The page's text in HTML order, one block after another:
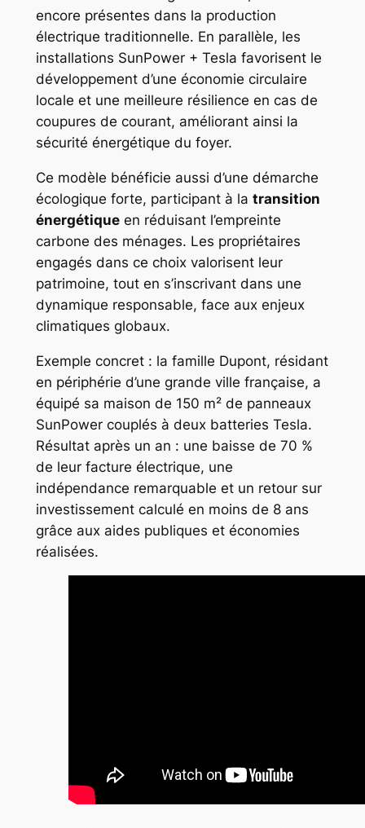
encore présentes dans la production
électrique traditionnelle. En parallèle, les
installations SunPower + Tesla favorisent le
développement d’une économie circulaire
locale et une meilleure résilience en cas de
coupures de courant, améliorant ainsi la
sécurité énergétique du foyer.
Ce modèle bénéficie aussi d’une démarche
écologique forte, participant à la transition
énergétiqueen réduisant l’empreinte
carbone des ménages. Les propriétaires
engagés dans ce choix valorisent leur
patrimoine, tout en s’inscrivant dans une
dynamique responsable, face aux enjeux
climatiques globaux.
Exemple concret : la famille Dupont, résidant
en périphérie d’une grande ville française, a
équipé sa maison de 150 m² de panneaux
SunPower couplés à deux batteries Tesla.
Résultat après un an : une baisse de 70 %
de leur facture électrique, une
indépendance remarquable et un retour sur
investissement calculé en moins de 8 ans
grâce aux aides publiques et économies
réalisées.